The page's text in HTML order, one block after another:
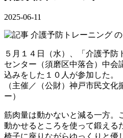
2025-06-11
５月１４日（水）、「介護予
センター（須磨区中落合）中会
込みをした１０人が参加した。
（主催／（公財）神戸市民文
ー）
筋肉量は動かないと減る一方。
動かせるところを使って鍛える
椅子に座りながらゆっくりと優